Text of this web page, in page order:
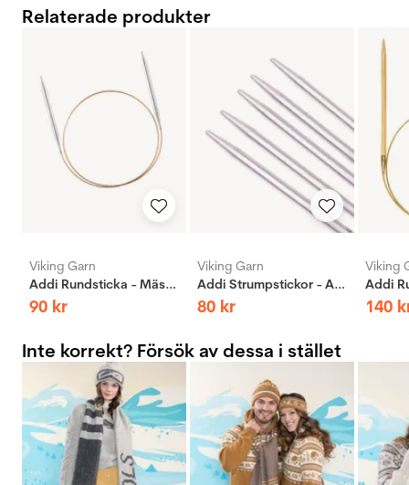
Relaterade produkter
Viking Garn
Addi Rundsticka - Mässing
90 kr
Viking Garn
Addi Strumpstickor - Aluminium
80 kr
Viking
140
Inte korrekt? Försök av dessa i stället